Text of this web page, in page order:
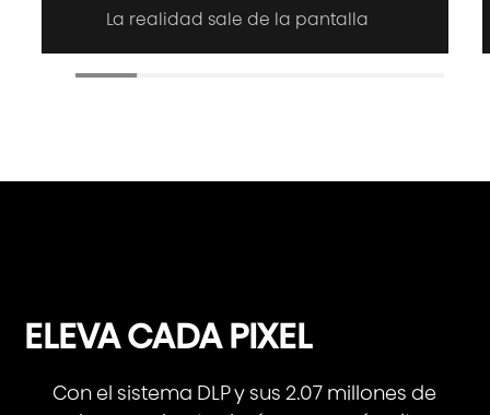
La realidad sale de la pantalla
ELEVA CADA PIXEL
Con el sistema DLP y sus 2.07 millones de